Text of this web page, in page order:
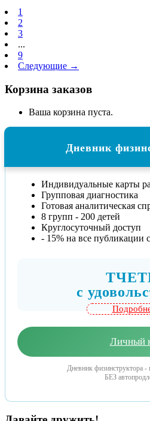
1
2
3
...
9
Следующие →
Корзина заказов
Ваша корзина пуста.
Дневник
Индивидуальные карты
Групповая диагностика
Готовая аналитическая
8 групп - 200 детей
Круглосуточный доступ
- 15% на все публикации
c
Личный
Дневник физинструктора -
БЕЗ